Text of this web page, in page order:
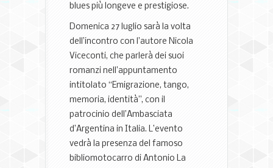
blues più longeve e prestigiose.
Domenica 27 luglio sarà la volta
dell’incontro con l’autore Nicola
Viceconti, che parlerà dei suoi
romanzi nell’appuntamento
intitolato “Emigrazione, tango,
memoria, identità”, con il
patrocinio dell’Ambasciata
d’Argentina in Italia. L’evento
vedrà la presenza del famoso
bibliomotocarro di Antonio La